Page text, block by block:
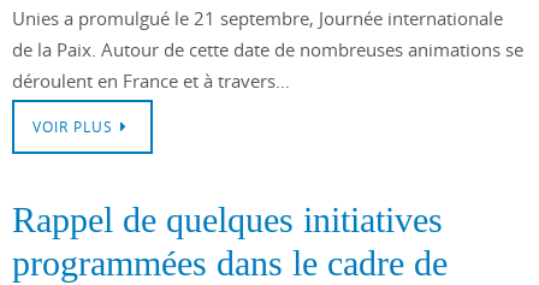
Unies a promulgué le 21 septembre, Journée internationale
de la Paix. Autour de cette date de nombreuses animations se
déroulent en France et à travers…
VOIR PLUS
Rappel de quelques initiatives
programmées dans le cadre de